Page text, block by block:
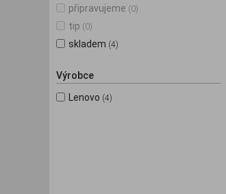
připravujeme (0)
tip (0)
skladem (4)
Výrobce
Lenovo (4)